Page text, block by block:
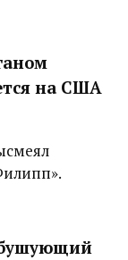
на США
бушующий